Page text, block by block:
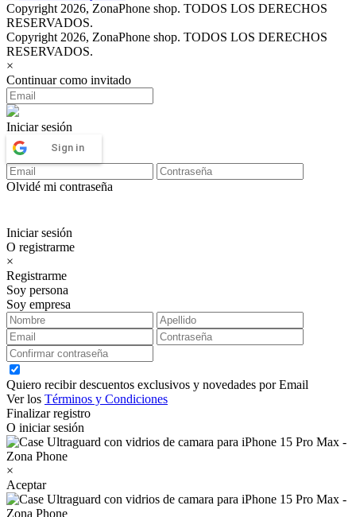
Copyright 2026, ZonaPhone shop. TODOS LOS DERECHOS
RESERVADOS.
Copyright 2026, ZonaPhone shop. TODOS LOS DERECHOS
RESERVADOS.
×
Continuar como invitado
Iniciar sesión
Sign in
Olvidé mi contraseña
Iniciar sesión
O registrarme
×
Registrarme
Soy persona
Soy empresa
Quiero recibir descuentos exclusivos y novedades por Email
Ver los Términos y Condiciones
Finalizar registro
O iniciar sesión
×
Aceptar